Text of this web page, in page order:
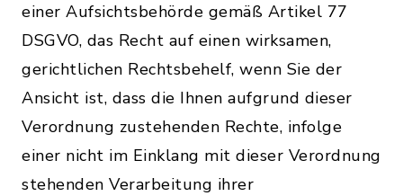
einer Aufsichtsbehörde gemäß Artikel 77
DSGVO, das Recht auf einen wirksamen,
gerichtlichen Rechtsbehelf, wenn Sie der
Ansicht ist, dass die Ihnen aufgrund dieser
Verordnung zustehenden Rechte, infolge
einer nicht im Einklang mit dieser Verordnung
stehenden Verarbeitung ihrer